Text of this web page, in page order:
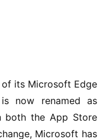
its Microsoft Edge
now renamed as
both the App Store
Microsoft has